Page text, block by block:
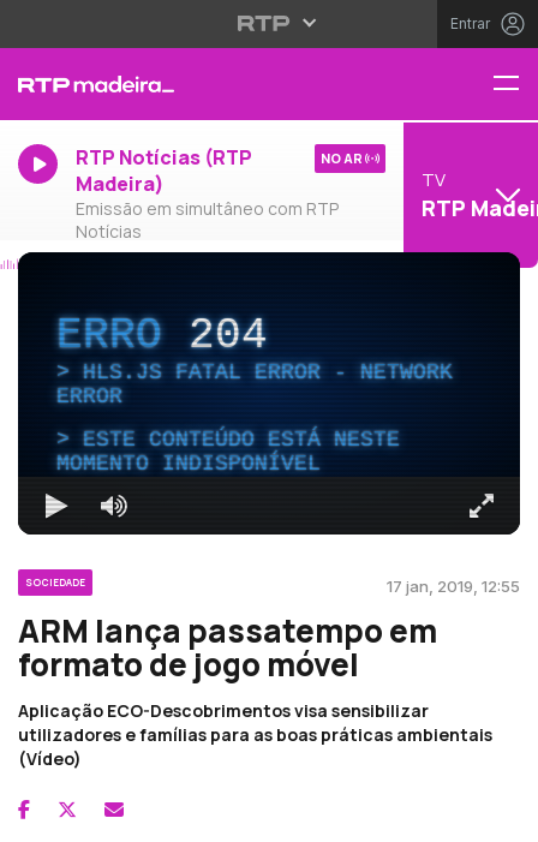
Entrar
RTP Notícias (RTP
Madeira)
Emissão em simultâneo com RTP
Notícias
NO AR
TV
RTP
ERRO204
HLS.JS FATAL ERROR - NETWORK
ERROR
ESTE CONTEÚDO ESTÁ NESTE
MOMENTO INDISPONÍVEL
SOCIEDADE 17 jan, 2019, 12:55
ARM lança passatempo em
formato de jogo móvel
Aplicação ECO-Descobrimentos visa sensibilizar
utilizadores e famílias para as boas práticas ambientais
(Vídeo)